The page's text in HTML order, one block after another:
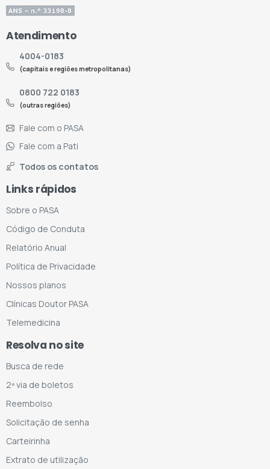
Atendimento
4004-0183
(capitais e regiões metropolitanas)
0800 722 0183
(outras regiões)
Fale com o PASA
Fale com a Pati
Todos os contatos
Links rápidos
Sobre o PASA
Código de Conduta
Relatório Anual
Política de Privacidade
Nossos planos
Clínicas Doutor PASA
Telemedicina
Resolva no site
Busca de rede
2ª via de boletos
Reembolso
Solicitação de senha
Carteirinha
Extrato de utilização